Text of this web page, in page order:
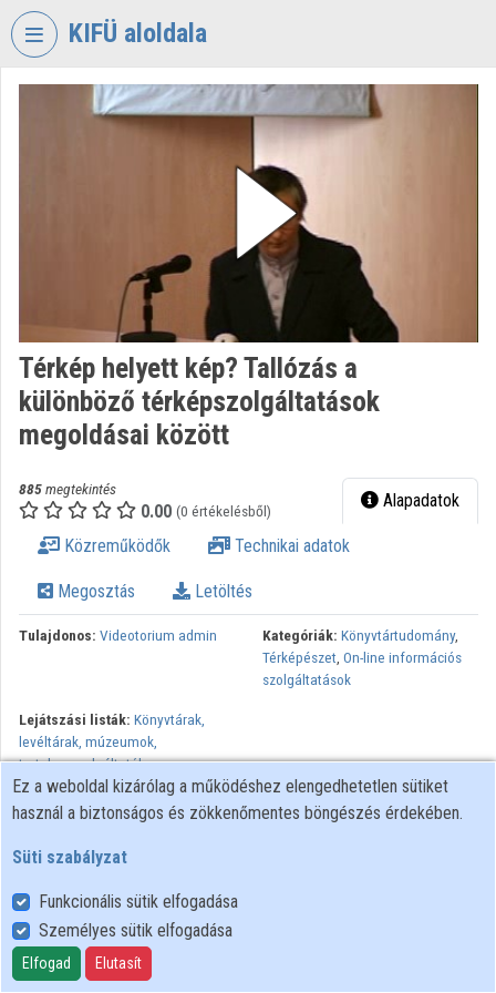
Fejléc kihagyása
KIFÜ aloldala
VIDEOTORIUM
Intézményi kezdőlap
Bejelentkezés
Intézményi felfedezés
Kategóriák
Intézmények
Térkép helyett kép? Tallózás a
különböző térképszolgáltatások
megoldásai között
885megtekintés
0.00 (0 értékelésből) Alapadatok
Közreműködők Technikai adatok
Megosztás Letöltés
Tulajdonos: Videotorium admin Kategóriák: Könyvtártudomány,
Térképészet, On-line információs
szolgáltatások
Lejátszási listák: Könyvtárak,
levéltárak, múzeumok,
tartalomszolgáltatók
Minden jog fenntartva, NIIF Intézet. A hálózaton való
tilos! Egyéb célú felhasználás a jogtulajdonos(ok) engedélyéhez
Felhasználói szabályzat
Adatkezelési tájékoztató
Süti szabályzat
Ez a weboldal kizárólag a működéshez elengedhetetlen sütiket
használ a biztonságos és zökkenőmentes böngészés érdekében.
Süti szabályzat
Funkcionális sütik elfogadása
Személyes sütik elfogadása
Elfogad Elutasít